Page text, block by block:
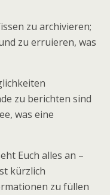
zu archivieren;
zu erruieren, was
zu berichten sind
was eine
Euch alles an –
kürzlich
zu füllen